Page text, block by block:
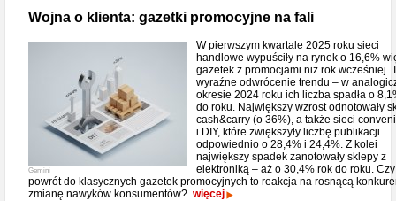
Wojna o klienta: gazetki promocyjne na fali
Gemini
W pierwszym kwartale 2025 roku sieci
handlowe wypuściły na rynek o 16,6%
gazetek z promocjami niż rok wcześniej.
wyraźne odwrócenie trendu – w
okresie 2024 roku ich liczba spadła o
do roku. Największy wzrost odnotowały
cash&carry (o 36%), a także sieci
i DIY, które zwiększyły liczbę publikacji
odpowiednio o 28,4% i 24,4%. Z kolei
największy spadek zanotowały sklepy z
elektroniką – aż o 30,4% rok do roku. Czy
powrót do klasycznych gazetek promocyjnych to reakcja na rosnącą
zmianę nawyków konsumentów? więcej